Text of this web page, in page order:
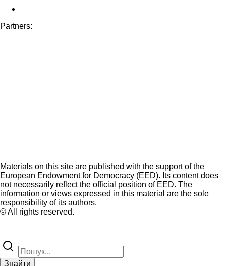
Partners:
Materials on this site are published with the support of the
European Endowment for Democracy (EED). Its content does
not necessarily reflect the official position of EED. The
information or views expressed in this material are the sole
responsibility of its authors.
© All rights reserved.
Знайти